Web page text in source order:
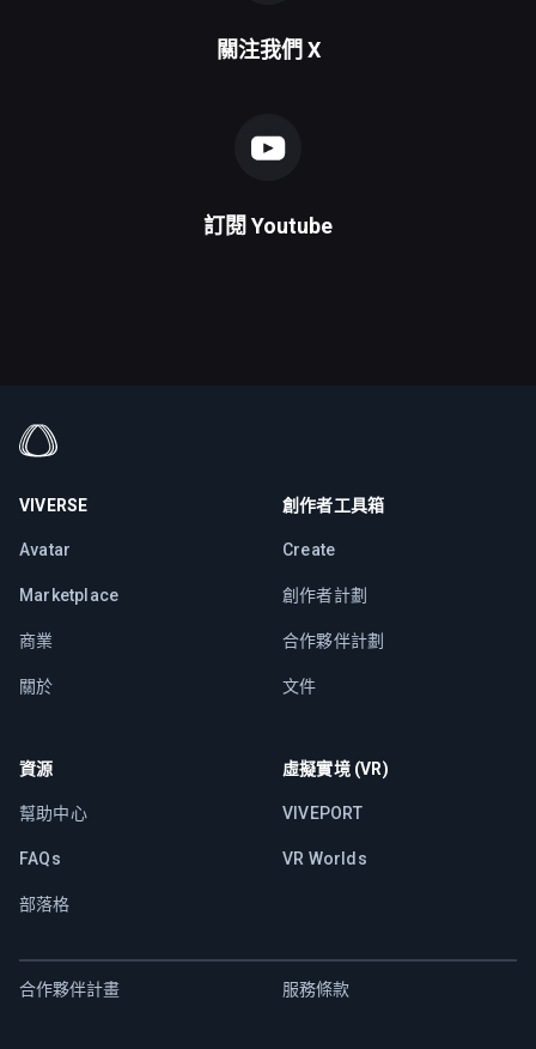
關注我們 X
訂閱 Youtube
VIVERSE
Avatar
Marketplace
商業
關於
創作者工具箱
Create
創作者計劃
合作夥伴計劃
文件
資源
幫助中心
FAQs
部落格
虛擬實境 (VR)
VIVEPORT
VR Worlds
合作夥伴計畫 服務條款